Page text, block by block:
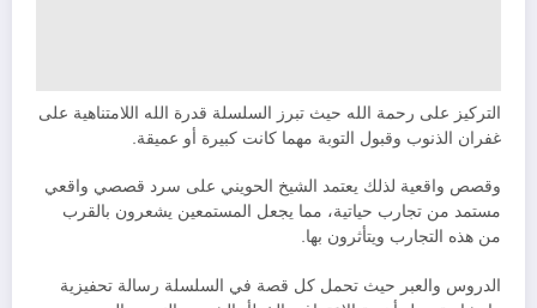
التركيز على رحمة الله حيث تبرز السلسلة قدرة الله اللامتناهية على
غفران الذنوب وقبول التوبة مهما كانت كبيرة أو عميقة.
وقصص واقعية لذلك يعتمد الشيخ الحويني على سرد قصصي واقعي
مستمد من تجارب حياتية، مما يجعل المستمعين يشعرون بالقرب
من هذه التجارب ويتأثرون بها.
الدروس والعبر حيث تحمل كل قصة في السلسلة رسالة تحفيزية